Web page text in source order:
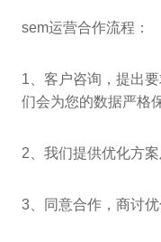
sem运营合作流程：
1、客户咨询，提出
们会为您的数据严格
2、我们提供优化方
3、同意合作，商讨